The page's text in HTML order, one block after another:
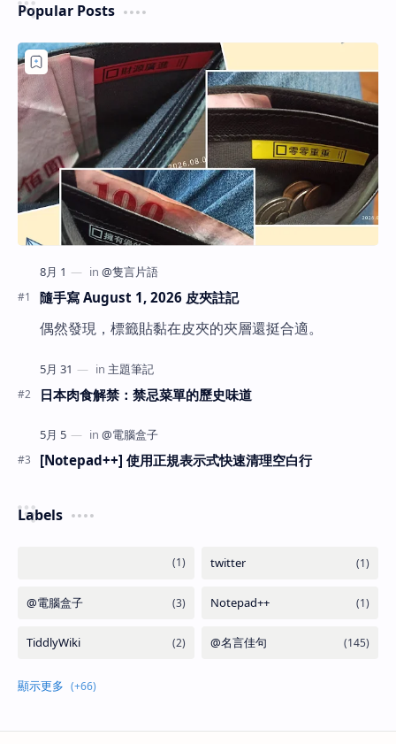
Popular Posts
隨手寫 August 1, 2026 皮夾註記
偶然發現，標籤貼黏在皮夾的夾層還挺合適。
日本肉食解禁：禁忌菜單的歷史味道
[Notepad++] 使用正規表示式快速清理空白行
Labels